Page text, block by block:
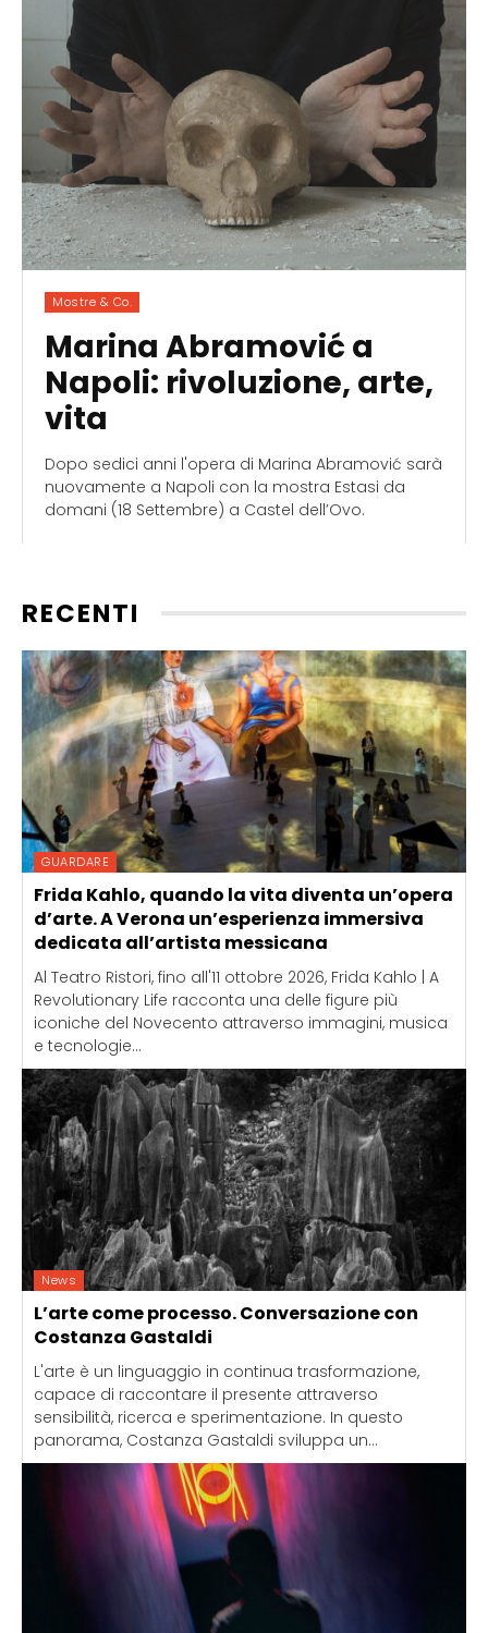
Mostre & Co.
Marina Abramović a
Napoli: rivoluzione, arte,
vita
Dopo sedici anni l'opera di Marina Abramović sarà
nuovamente a Napoli con la mostra Estasi da
domani (18 Settembre) a Castel dell’Ovo.
RECENTI
GUARDARE
Frida Kahlo, quando la vita diventa un’opera
d’arte. A Verona un’esperienza immersiva
dedicata all’artista messicana
Al Teatro Ristori, fino all'11 ottobre 2026, Frida Kahlo | A
Revolutionary Life racconta una delle figure più
iconiche del Novecento attraverso immagini, musica
e tecnologie...
News
L’arte come processo. Conversazione con
Costanza Gastaldi
L'arte è un linguaggio in continua trasformazione,
capace di raccontare il presente attraverso
sensibilità, ricerca e sperimentazione. In questo
panorama, Costanza Gastaldi sviluppa un...